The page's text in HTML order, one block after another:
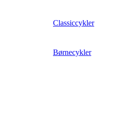
Classiccykler
Børnecykler